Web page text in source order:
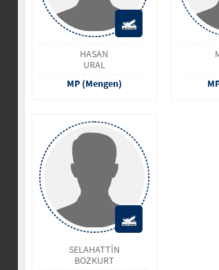
HASAN
URAL
MP (Mengen)
SELAHATTİN
BOZKURT